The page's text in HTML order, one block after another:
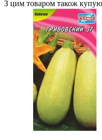
З цим товаром також